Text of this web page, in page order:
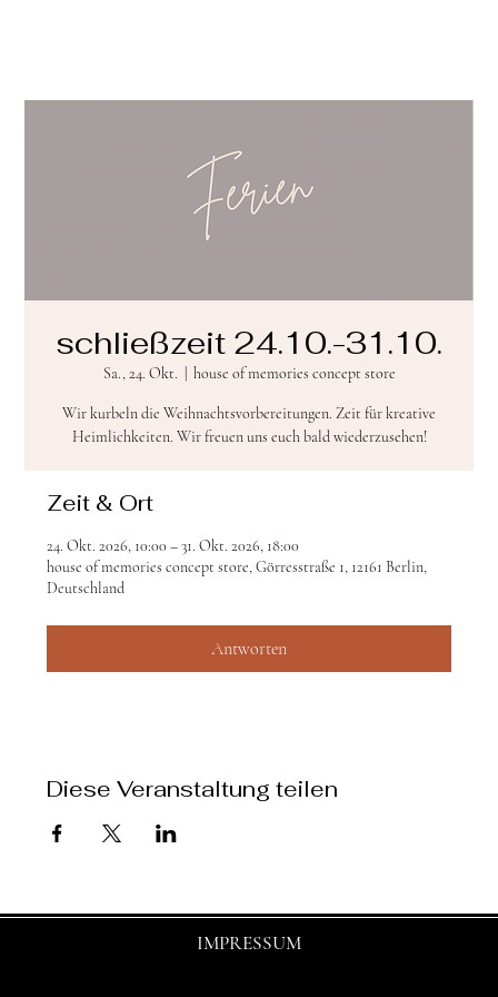
schließzeit 24.10.-31.10.
Sa., 24. Okt. house of memories concept store
Wir kurbeln die Weihnachtsvorbereitungen. Zeit für kreative
Heimlichkeiten. Wir freuen uns euch bald wiederzusehen!
Zeit & Ort
24. Okt. 2026, 10:00 – 31. Okt. 2026, 18:00
house of memories concept store, Görresstraße 1, 12161 Berlin,
Deutschland
Antworten
Diese Veranstaltung teilen
IMPRESSUM